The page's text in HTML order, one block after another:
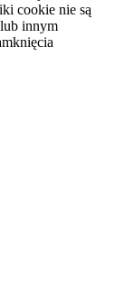
cookie nie są
innym